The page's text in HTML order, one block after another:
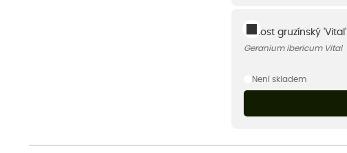
Kakost gruzínský 'Vital'
Geranium ibericum Vital
Není skladem